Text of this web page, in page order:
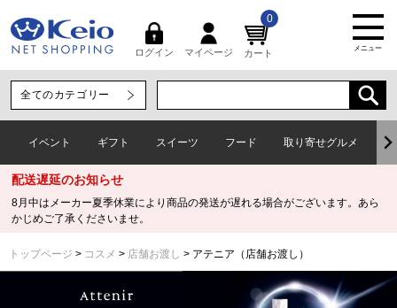
ログイン マイページ カート
0
メニュー
イベント ギフト スイーツ フード 取り寄せグルメ
配送遅延のお知らせ
8月中はメーカー夏季休業により商品の発送が遅れる場合がございます。あら
かじめご了承くださいませ。
トップページ コスメ 店舗お渡し アテニア（店舗お渡し）